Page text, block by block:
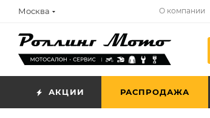
Москва О компании
АКЦИИ РАСПРОДАЖА